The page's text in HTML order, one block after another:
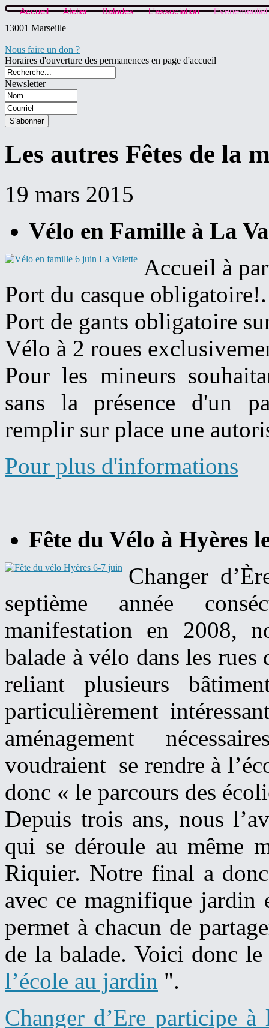
Accueil Atelier Balades L'association
Evenementiel
13001 Marseille
Nous faire un don ?
Horaires d'ouverture des permanences en page d'accueil
Newsletter
Les autres Fêtes de la
19 mars 2015
Vélo en Famille à La
Accueil à
Port du casque obligatoire!.
Port de gants obligatoire
Vélo à 2 roues
Pour les mineurs
sans la présence d'un
remplir sur place une
Pour plus d'informations
Fête du Vélo à Hyères
Changer
septième année
manifestation en 2008,
balade à vélo dans les
reliant plusieurs
particulièrement
aménagement
voudraient se rendre à
donc « le parcours des
Depuis trois ans, nous
qui se déroule au même
Riquier. Notre final a
avec ce magnifique jardin
permet à chacun de
de la balade. Voici donc
l’école au jardin ".
Changer d’Ere participe